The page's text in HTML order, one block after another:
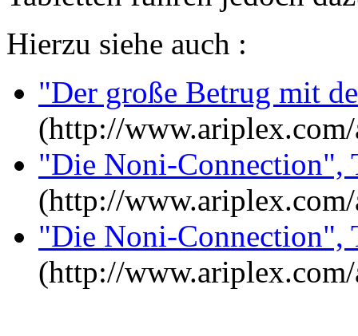
Hierzu siehe auch :
"Der große Betrug mit
(http://
"Die Noni-Connection",
(http://
"Die Noni-Connection",
(http://